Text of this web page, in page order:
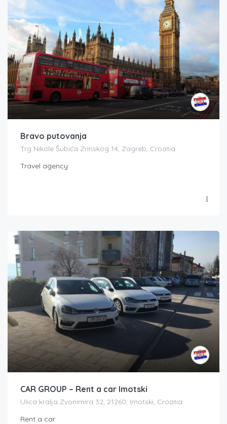
Bravo putovanja
Trg Nikole Šubića Zrinskog 14, Zagreb, Croatia
Travel agency
CAR GROUP – Rent a car Imotski
Ulica kralja Zvonimira 32, 21260, Imotski, Croatia
Rent a car